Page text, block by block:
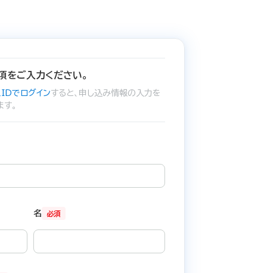
をご入力ください。
でログインすると、申し込み情報の入力を
。
必須
名